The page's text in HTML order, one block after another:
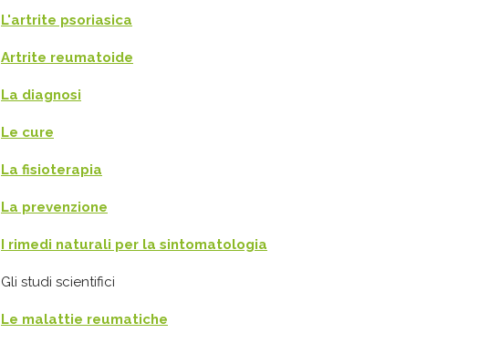
L'artrite psoriasica
Artrite reumatoide
La diagnosi
Le cure
La fisioterapia
La prevenzione
I rimedi naturali per la sintomatologia
Gli studi scientifici
Le malattie reumatiche